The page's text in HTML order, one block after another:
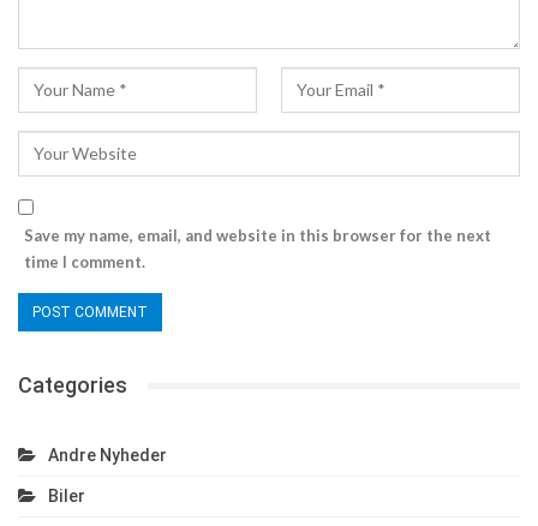
Save my name, email, and website in this browser for the next
time I comment.
Categories
Andre Nyheder
Biler